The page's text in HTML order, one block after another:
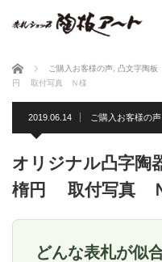
ホーム ご購入お客様の声 凸文字陶板
円 取付写真 Ｎ様
2019.06.14 ご購入お客様の声
オリジナル凸字陶
楕円 取付写真
どんな表札が似